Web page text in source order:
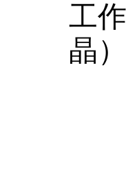
工
晶）